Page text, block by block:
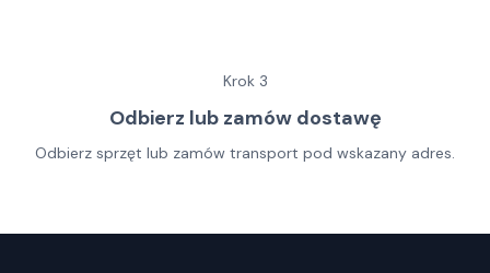
Krok 3
Odbierz lub zamów dostawę
Odbierz sprzęt lub zamów transport pod wskazany adres.